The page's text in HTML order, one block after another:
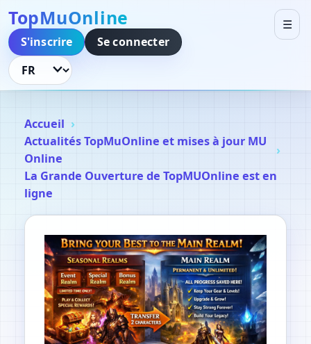
TopMuOnline
☰
S'inscrire
Se connecter
Changer de langue
Accueil
Actualités TopMuOnline et mises à jour MU
Online
La Grande Ouverture de TopMUOnline est en
ligne